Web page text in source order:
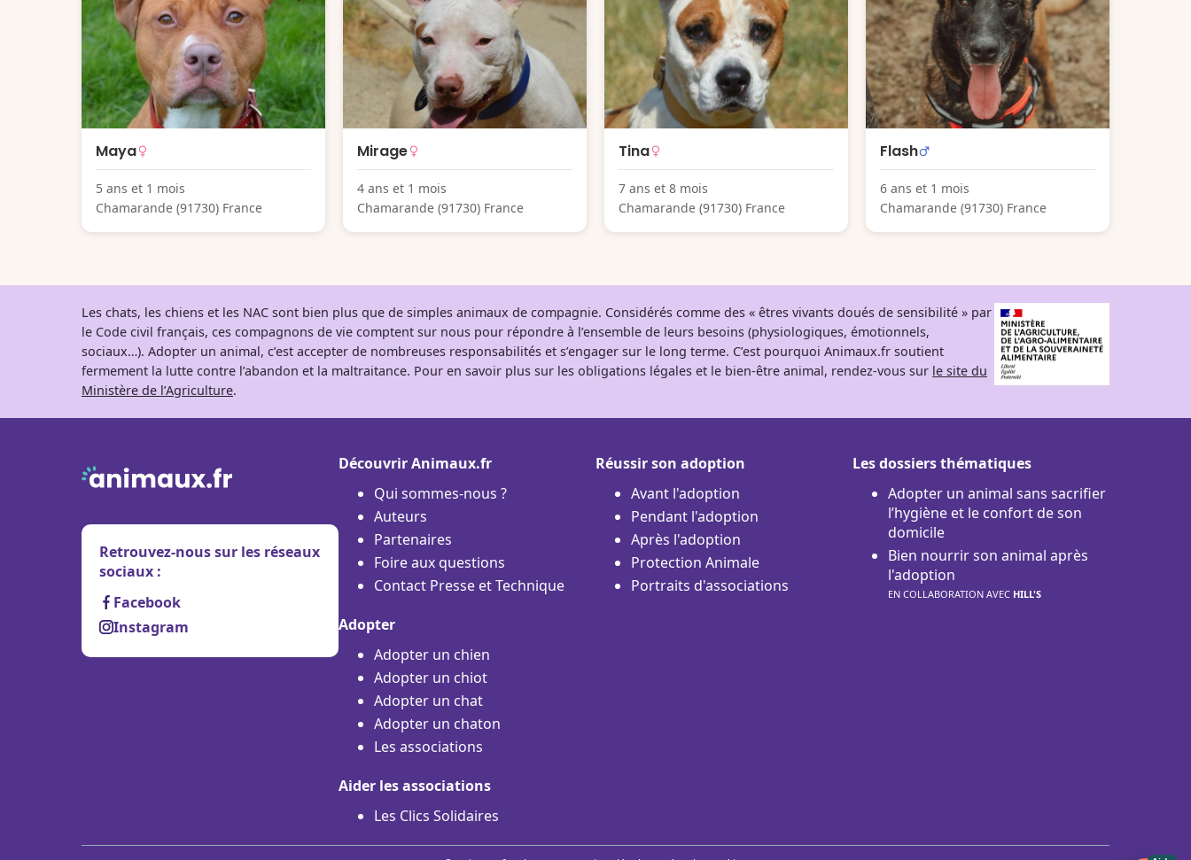
Maya
5 ans et 1 mois
Chamarande (91730) France
Mirage
4 ans et 1 mois
Chamarande (91730) France
Tina
7 ans et 8 mois
Chamarande (91730) France
Flash
6 ans et 1 mois
Chamarande (91730) France
Les chats, les chiens et les NAC sont bien plus que de simples animaux de compagnie. Considérés comme des « êtres vivants doués de sensibilité » par
le Code civil français, ces compagnons de vie comptent sur nous pour répondre à l’ensemble de leurs besoins (physiologiques, émotionnels,
sociaux…). Adopter un animal, c’est accepter de nombreuses responsabilités et s’engager sur le long terme. C’est pourquoi Animaux.fr soutient
fermement la lutte contre l’abandon et la maltraitance. Pour en savoir plus sur les obligations légales et le bien-être animal, rendez-vous sur le site du
Ministère de l’Agriculture.
Retrouvez-nous sur les réseaux
sociaux :
Facebook
Instagram
Découvrir Animaux.fr
Qui sommes-nous ?
Auteurs
Partenaires
Foire aux questions
Contact Presse et Technique
Adopter
Adopter un chien
Adopter un chiot
Adopter un chat
Adopter un chaton
Les associations
Aider les associations
Les Clics Solidaires
Réussir son adoption
Avant l'adoption
Pendant l'adoption
Après l'adoption
Protection Animale
Portraits d'associations
Les dossiers thématiques
Adopter un animal sans sacrifier
l’hygiène et le confort de son
domicile
Bien nourrir son animal après
l'adoption
EN COLLABORATION AVEC HILL'S